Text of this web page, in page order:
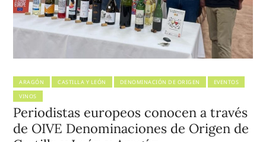
ARAGÓN CASTILLA Y LEÓN DENOMINACIÓN DE ORIGEN
EVENTOS
VINOS
Periodistas europeos conocen a través
de OIVE Denominaciones de Origen de